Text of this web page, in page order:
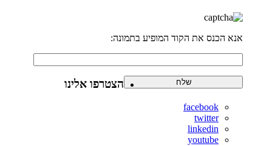
אנא הכנס את הקוד המופיע בתמונה:
הצטרפו אלינו
facebook
twitter
linkedin
youtube